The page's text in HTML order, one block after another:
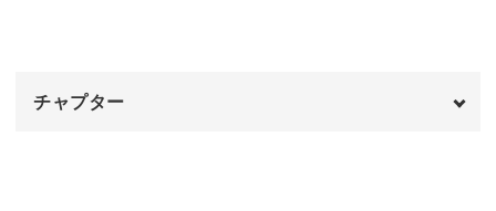
チャプター